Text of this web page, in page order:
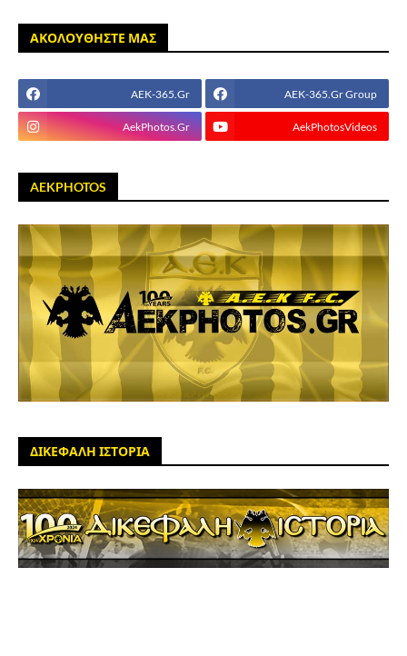
ΑΚΟΛΟΥΘΗΣΤΕ ΜΑΣ
AEK-365.Gr AEK-365.Gr Group
AekPhotos.Gr AekPhotosVideos
AEKPHOTOS
ΔΙΚΕΦΑΛΗ ΙΣΤΟΡΙΑ